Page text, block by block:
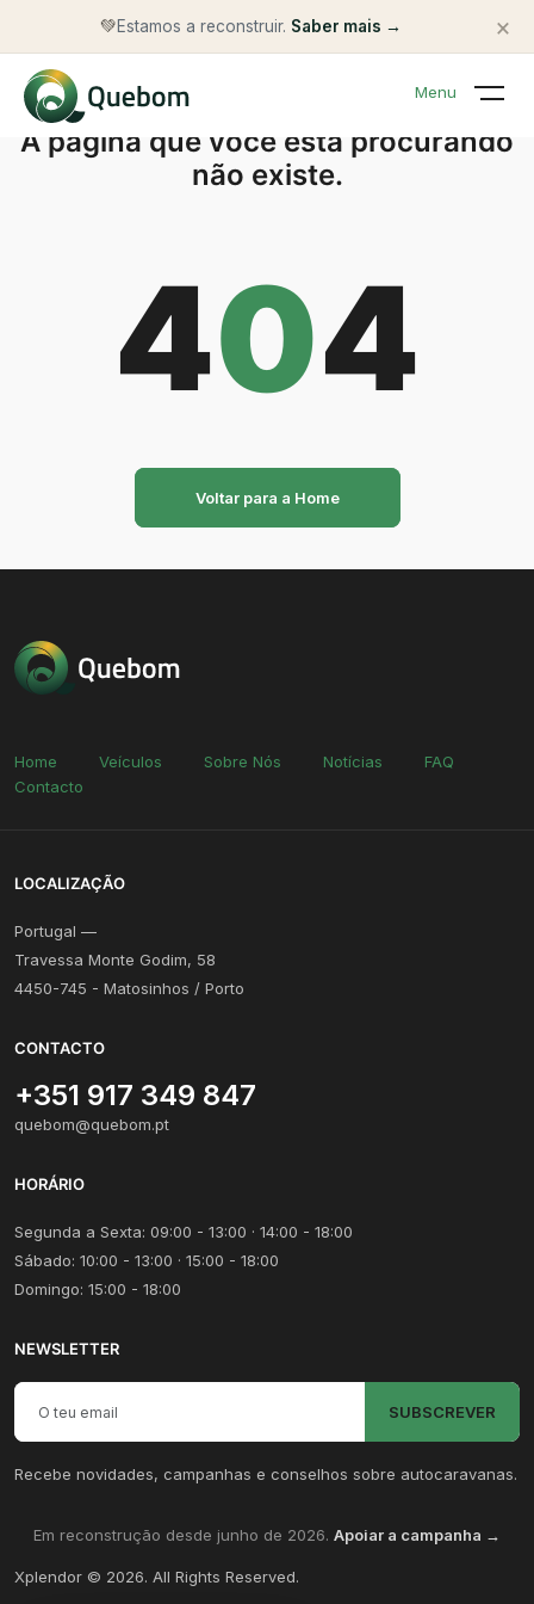
💚Estamos a reconstruir. Saber mais → ×
Menu
A página que você está procurando
não existe.
404
Voltar para a Home
Home Veículos Sobre Nós Notícias
FAQ
Contacto
LOCALIZAÇÃO
Portugal —
Travessa Monte Godim, 58
4450-745 - Matosinhos / Porto
CONTACTO
+351 917 349 847
quebom@quebom.pt
HORÁRIO
Segunda a Sexta: 09:00 - 13:00 · 14:00 - 18:00
Sábado: 10:00 - 13:00 · 15:00 - 18:00
Domingo: 15:00 - 18:00
NEWSLETTER
Email para newsletter
SUBSCREVER
Recebe novidades, campanhas e conselhos sobre autocaravanas.
Em reconstrução desde junho de 2026. Apoiar a campanha →
Xplendor © 2026. All Rights Reserved.